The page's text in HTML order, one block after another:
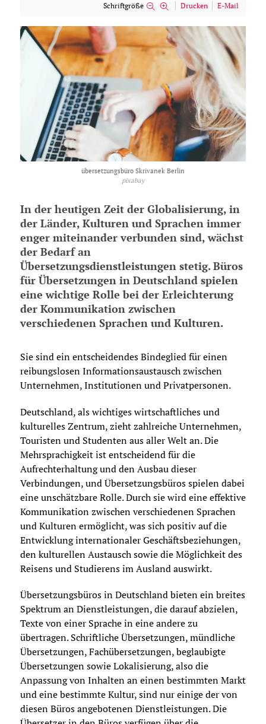
Schriftgröße Drucken E-Mail
übersetzungsbüro Skrivanek Berlin
pixabay
In der heutigen Zeit der Globalisierung, in
der Länder, Kulturen und Sprachen immer
enger miteinander verbunden sind, wächst
der Bedarf an
Übersetzungsdienstleistungen stetig. Büros
für Übersetzungen in Deutschland spielen
eine wichtige Rolle bei der Erleichterung
der Kommunikation zwischen
verschiedenen Sprachen und Kulturen.
Sie sind ein entscheidendes Bindeglied für einen
reibungslosen Informationsaustausch zwischen
Unternehmen, Institutionen und Privatpersonen.
Deutschland, als wichtiges wirtschaftliches und
kulturelles Zentrum, zieht zahlreiche Unternehmen,
Touristen und Studenten aus aller Welt an. Die
Mehrsprachigkeit ist entscheidend für die
Aufrechterhaltung und den Ausbau dieser
Verbindungen, und Übersetzungsbüros spielen dabei
eine unschätzbare Rolle. Durch sie wird eine effektive
Kommunikation zwischen verschiedenen Sprachen
und Kulturen ermöglicht, was sich positiv auf die
Entwicklung internationaler Geschäftsbeziehungen,
den kulturellen Austausch sowie die Möglichkeit des
Reisens und Studierens im Ausland auswirkt.
Übersetzungsbüros in Deutschland bieten ein breites
Spektrum an Dienstleistungen, die darauf abzielen,
Texte von einer Sprache in eine andere zu
übertragen. Schriftliche Übersetzungen, mündliche
Übersetzungen, Fachübersetzungen, beglaubigte
Übersetzungen sowie Lokalisierung, also die
Anpassung von Inhalten an einen bestimmten Markt
und eine bestimmte Kultur, sind nur einige der von
diesen Büros angebotenen Dienstleistungen. Die